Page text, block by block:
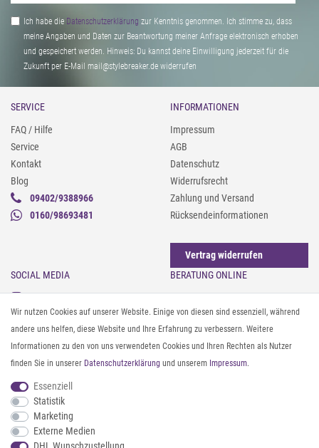
Ich habe die Daten­schutz­erklärung zur Kenntnis genommen. Ich stimme zu, dass
meine Angaben und Daten zur Beantwortung meiner Anfrage elektronisch erhoben
und gespeichert werden. Hinweis: Du kannst deine Einwilligung jederzeit für die
Zukunft per E-Mail mail@stylebreaker.de widerrufen
SERVICE
FAQ / Hilfe
Service
Kontakt
Blog
09402/9388966
0160/98693481
INFORMATIONEN
Impressum
AGB
Datenschutz
Widerrufsrecht
Zahlung und Versand
Rücksendeinformationen
Vertrag widerrufen
SOCIAL MEDIA
Instagram
Facebook
Pinterest
Twitter
Youtube
Threads
BERATUNG ONLINE
Gürtel messen & kürzen
Sonnenbrillen & UV-Schutz
Textilpflege
Textil- und Material-Guide
Geldbörse richtig organisieren
ZAHLUNG & VERSAND
Wir nutzen Cookies auf unserer Website. Einige von diesen sind essenziell, während
andere uns helfen, diese Website und Ihre Erfahrung zu verbessern. Weitere
Informationen zu den von uns verwendeten Cookies und Ihren Rechten als Nutzer
finden Sie in unserer Daten­schutz­erklärung und unserem Impressum.
Essenziell
Statistik
Marketing
Externe Medien